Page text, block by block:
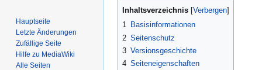
Zur
Zur
Inhaltsverzeichnis
1 Basisinformationen
2 Seitenschutz
3 Versionsgeschichte
4 Seiteneigenschaften
Hauptseite
Letzte Änderungen
Zufällige Seite
Hilfe zu MediaWiki
Alle Seiten